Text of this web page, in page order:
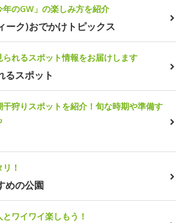
のGW」の楽しみ方を紹介
ーク)おでかけトピックス
れるスポット情報をお届けします
るスポット
狩りスポットを紹介！旬な時期や準備す
！
めの公園
ワイワイ楽しもう！